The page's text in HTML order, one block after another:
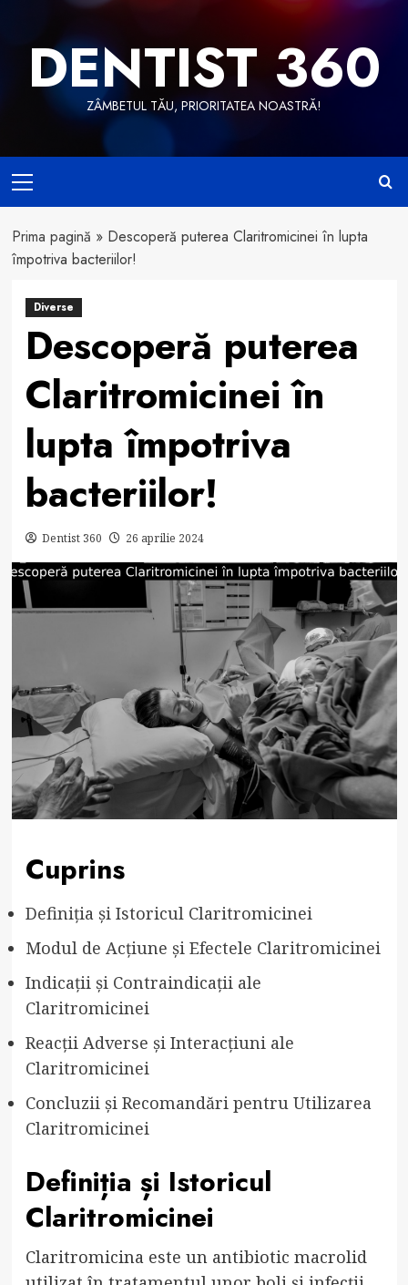
contentDENTIST 360
ZÂMBETUL TĂU, PRIORITATEA NOASTRĂ!
Menu
Prima pagină » Descoperă puterea Claritromicinei în lupta
împotriva bacteriilor!
Diverse
Descoperă puterea
Claritromicinei în
lupta împotriva
bacteriilor!
Dentist 360 26 aprilie 2024
Cuprins
Definiția și Istoricul Claritromicinei
Modul de Acțiune și Efectele Claritromicinei
Indicații și Contraindicații ale
Claritromicinei
Reacții Adverse și Interacțiuni ale
Claritromicinei
Concluzii și Recomandări pentru Utilizarea
Claritromicinei
Definiția și Istoricul
Claritromicinei
Claritromicina este un antibiotic macrolid